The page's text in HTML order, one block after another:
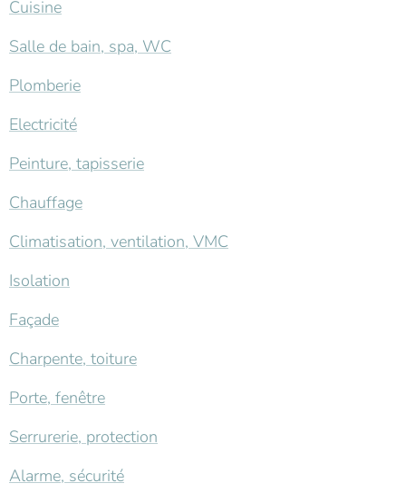
Cuisine
Salle de bain, spa, WC
Plomberie
Electricité
Peinture, tapisserie
Chauffage
Climatisation, ventilation, VMC
Isolation
Façade
Charpente, toiture
Porte, fenêtre
Serrurerie, protection
Alarme, sécurité